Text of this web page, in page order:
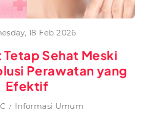
18 Feb 2026
Tetap Sehat Meski
Perawatan yang
Efektif
Informasi Umum